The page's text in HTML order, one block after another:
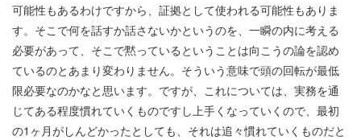
可能性もあるわけですから、証拠として使われる可能性もありま
す。そこで何を話すか話さないかというのを、一瞬の内に考える
必要があって、そこで黙っているということは向こうの論を認め
ているのとあまり変わりません。そういう意味で頭の回転が最低
限必要なのかなと思います。ですが、これについては、実務を通
じてある程度慣れていくものですし上手くなっていくので、最初
の1 ヶ月がしんどかったとしても、それは追々慣れていくものだと